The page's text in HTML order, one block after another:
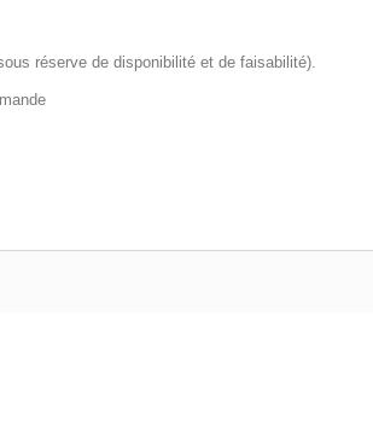
réserve de disponibilité et de faisabilité).